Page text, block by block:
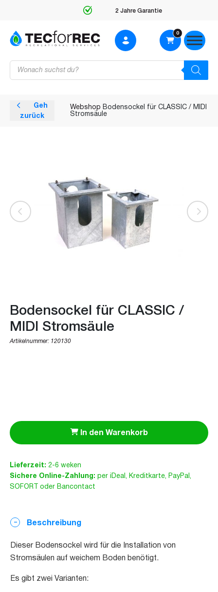
2 Jahre Garantie
Products
search
0
zurück
Webshop Bodensockel für CLASSIC / MIDI
Stromsäule
Beschreibung
Dieser Bodensockel wird für die Installation von
Stromsäulen auf weichem Boden benötigt.
Es gibt zwei Varianten:
Bodensockel für CLASSIC /
MIDI Stromsäule
Artikelnummer: 120130
In den Warenkorb
Lieferzeit: 2-6 weken
Sichere Online-Zahlung: per iDeal, Kreditkarte, PayPal,
SOFORT oder Bancontact